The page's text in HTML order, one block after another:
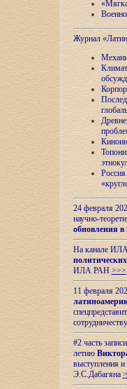
Журнал
24 февраля
научно-
обновления в
На канале
ИЛА РАН >>>
11 февраля
#2 часть
летию
выступления
Э.С.Дабагяна